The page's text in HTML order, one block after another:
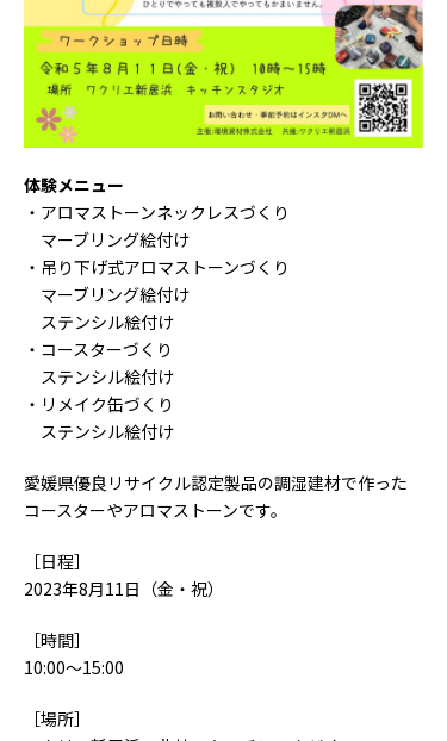
体験メニュー
・アロマストーンネックレスづくり
マーブリング絵付け
・吊り下げ式アロマストーンづくり
マーブリング絵付け
ステンシル絵付け
・コースターづくり
ステンシル絵付け
・リメイク缶づくり
ステンシル絵付け
愛媛県優良リサイクル認定製品の調湿建材で作った
コースターやアロマストーンです。
［日程］
2023年8月11日（金・祝）
［時間］
10:00～15:00
［場所］